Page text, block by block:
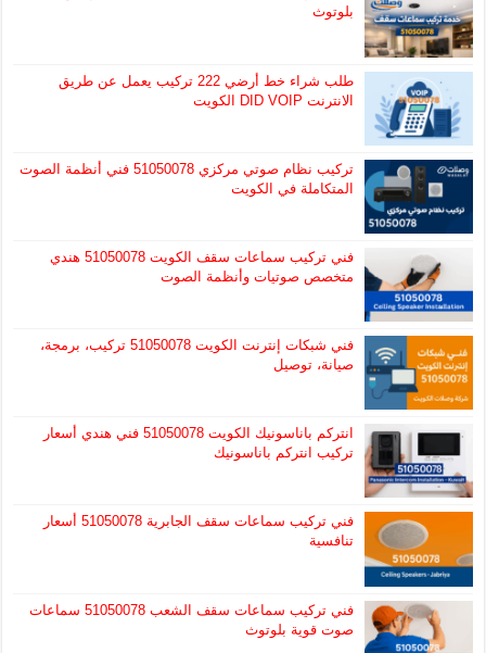
بلوتوث
طلب شراء خط أرضي 222 تركيب يعمل عن طريق
الانترنت DID VOIP الكويت
تركيب نظام صوتي مركزي 51050078 فني أنظمة الصوت
المتكاملة في الكويت
فني تركيب سماعات سقف الكويت 51050078 هندي
متخصص صوتيات وأنظمة الصوت
فني شبكات إنترنت الكويت 51050078 تركيب، برمجة،
صيانة، توصيل
انتركم باناسونيك الكويت 51050078 فني هندي أسعار
تركيب انتركم باناسونيك
فني تركيب سماعات سقف الجابرية 51050078 أسعار
تنافسية
فني تركيب سماعات سقف الشعب 51050078 سماعات
صوت قوية بلوتوث